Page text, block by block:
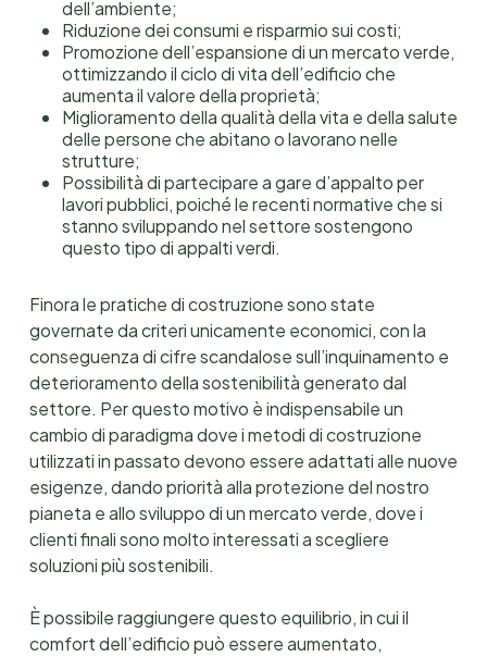
dell’ambiente;
Riduzione dei consumi e risparmio sui costi;
Promozione dell’espansione di un mercato verde,
ottimizzando il ciclo di vita dell’edificio che
aumenta il valore della proprietà;
Miglioramento della qualità della vita e della salute
delle persone che abitano o lavorano nelle
strutture;
Possibilità di partecipare a gare d’appalto per
lavori pubblici, poiché le recenti normative che si
stanno sviluppando nel settore sostengono
questo tipo di appalti verdi.
Finora le pratiche di costruzione sono state
governate da criteri unicamente economici, con la
conseguenza di cifre scandalose sull’inquinamento e
deterioramento della sostenibilità generato dal
settore. Per questo motivo è indispensabile un
cambio di paradigma dove i metodi di costruzione
utilizzati in passato devono essere adattati alle nuove
esigenze, dando priorità alla protezione del nostro
pianeta e allo sviluppo di un mercato verde, dove i
clienti finali sono molto interessati a scegliere
soluzioni più sostenibili.
È possibile raggiungere questo equilibrio, in cui il
comfort dell’edificio può essere aumentato,